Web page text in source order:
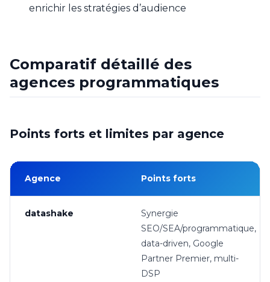
enrichir les stratégies d’audience
Comparatif détaillé des
agences programmatiques
Points forts et limites par agence
Agence Points forts
datashake
Synergie
SEO/SEA/programmatique,
data-driven, Google
Partner Premier, multi-
DSP